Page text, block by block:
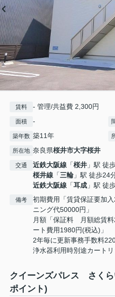
賃料 - 管理/共益費 2,300円
面積 -
築年数 築11年
所在地 奈良県桜井市大字桜井
交通 近鉄大阪線 「桜井 」駅 徒
桜井線 「三輪 」駅 徒歩24
近鉄大阪線 「耳成 」駅 徒
備考
初期費用「賃貸保証要加
ニング代50000円」
月額「保証料 月額総賃
ート費用1980円(税込)」
2年毎に更新事務手数料
浄水器利用時別途カート
クイーンズパレス さく
ポイント)